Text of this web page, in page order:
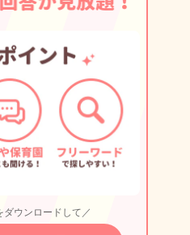
ダウンロードして／